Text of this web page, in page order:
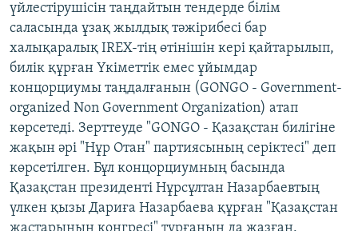
үйлестірушісін таңдайтын тендерде білім
саласында ұзақ жылдық тәжірибесі бар
халықаралық IREX-тің өтінішін кері қайтарылып,
билік құрған Үкіметтік емес ұйымдар
концорциумы таңдалғанын (GONGO - Government-
organized Non Government Organization) атап
көрсетеді. Зерттеуде "GONGO - Қазақстан билігіне
жақын әрі "Нұр Отан" партиясының серіктесі" деп
көрсетілген. Бұл концорциумның басында
Қазақстан президенті Нұрсұлтан Назарбаевтың
үлкен қызы Дариға Назарбаева құрған "Қазақстан